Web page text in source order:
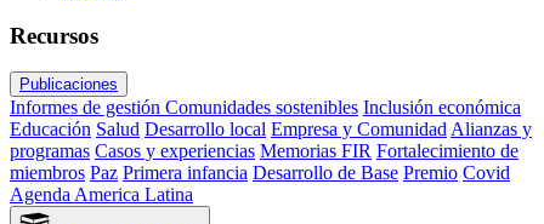
Recursos
Publicaciones
Informes de gestión Comunidades sostenibles Inclusión económica
Educación Salud Desarrollo local Empresa y ComunidadAlianzas y
programas Casos y experiencias Memorias FIR Fortalecimiento de
miembros Paz Primera infancia Desarrollo de Base Premio Covid
Agenda America Latina